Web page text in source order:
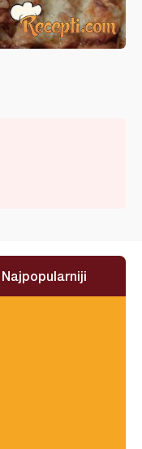
Najpopularniji